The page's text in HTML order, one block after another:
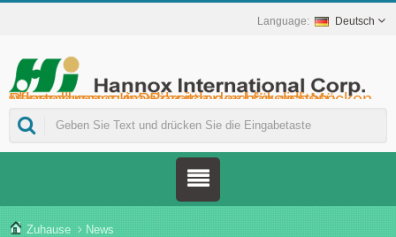
Deutsch
Hannox International Corp. - Wir unterstützen Importeure, Großhändler, Distributoren und Marken im Gesundheitswesen bei der Markteinführung von medikamentenfreien Wund- und Schleimhautpflegeprodukten für Mundgeschwüre, die unterstützende Krebstherapie, den Hautschutz, die Nasenschleimhautpflege und die Wundversorgung zu Hause. Darüber hinaus bieten wir ein breiteres Spektrum an Medizinprodukten zur Diabetesprävention und -behandlung, zur Prävention von durch Mücken übertragenen Krankheiten und für weitere Anwendungen im Bereich der häuslichen Pflege.
Zuhause News